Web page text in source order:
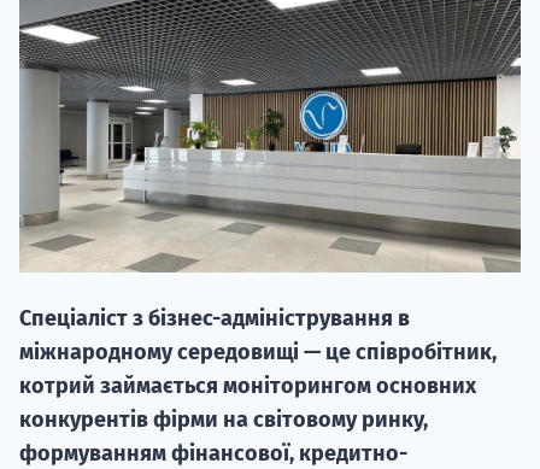
Спеціаліст з бізнес-адміністрування в
міжнародному середовищі — це співробітник,
котрий займається моніторингом основних
конкурентів фірми на світовому ринку,
формуванням фінансової, кредитно-
НАБІР
вступ на